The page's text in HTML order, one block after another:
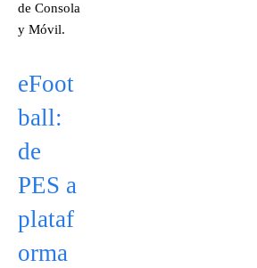
de Consola
y Móvil.
eFoot
ball:
de
PES a
plataf
orma